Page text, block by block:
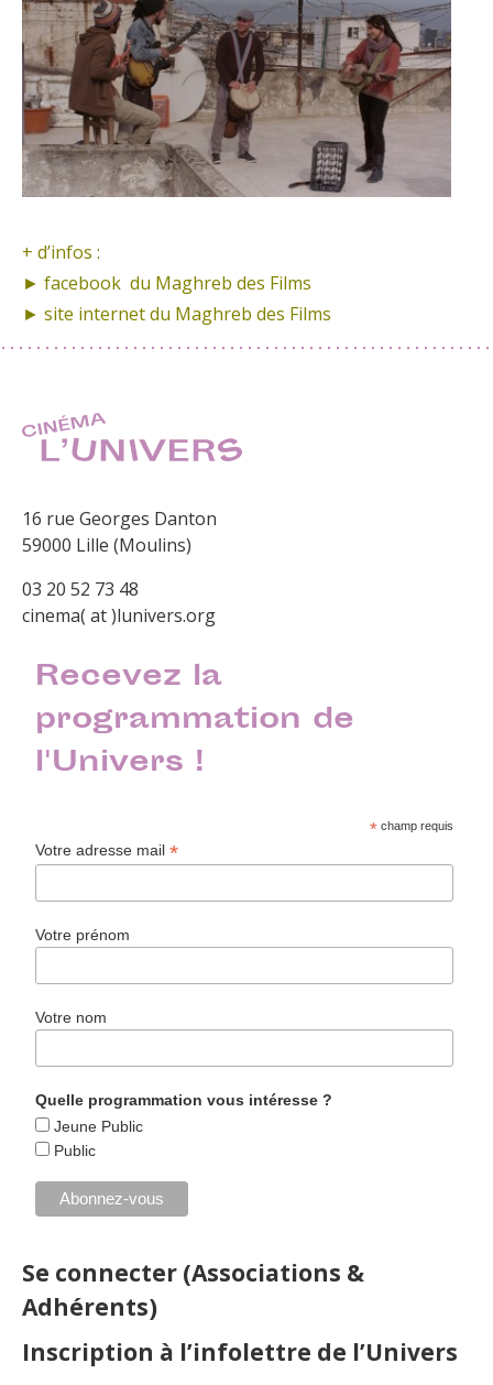
+ d’infos :
► facebook du Maghreb des Films
► site internetdu Maghreb des Films
16 rue Georges Danton
59000 Lille (Moulins)
03 20 52 73 48
cinema( at )lunivers.org
Recevez la
programmation de
l'Univers !
* champ requis
Votre adresse mail*
Votre prénom
Votre nom
Quelle programmation vous intéresse ?
Jeune Public
Public
Se connecter (Associations &
Adhérents)
Inscription à l’infolettre de l’Univers